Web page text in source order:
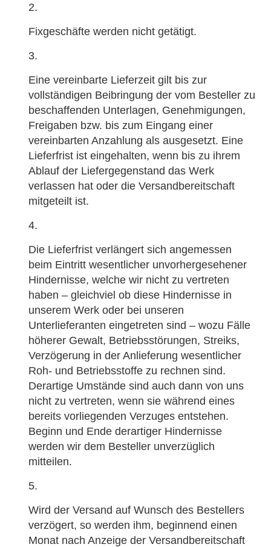
Fixgeschäfte werden nicht getätigt.
Eine vereinbarte Lieferzeit gilt bis zur
vollständigen Beibringung der vom Besteller zu
beschaffenden Unterlagen, Genehmigungen,
Freigaben bzw. bis zum Eingang einer
vereinbarten Anzahlung als ausgesetzt. Eine
Lieferfrist ist eingehalten, wenn bis zu ihrem
Ablauf der Liefergegenstand das Werk
verlassen hat oder die Versandbereitschaft
mitgeteilt ist.
Die Lieferfrist verlängert sich angemessen
beim Eintritt wesentlicher unvorhergesehener
Hindernisse, welche wir nicht zu vertreten
haben – gleichviel ob diese Hindernisse in
unserem Werk oder bei unseren
Unterlieferanten eingetreten sind – wozu Fälle
höherer Gewalt, Betriebsstörungen, Streiks,
Verzögerung in der Anlieferung wesentlicher
Roh- und Betriebsstoffe zu rechnen sind.
Derartige Umstände sind auch dann von uns
nicht zu vertreten, wenn sie während eines
bereits vorliegenden Verzuges entstehen.
Beginn und Ende derartiger Hindernisse
werden wir dem Besteller unverzüglich
mitteilen.
Wird der Versand auf Wunsch des Bestellers
verzögert, so werden ihm, beginnend einen
Monat nach Anzeige der Versandbereitschaft